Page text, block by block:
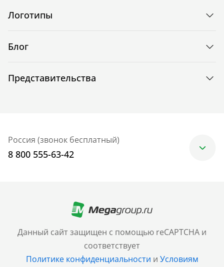
Данный сайт защищен с помощью reCAPTCHA и
соответствует
Политике конфиденциальности и Условиям
Логотипы
Блог
Представительства
Россия (звонок бесплатный)
8 800 555-63-42
+7 (499) 705-30-10
Санкт-Петербург
+7 (812) 600-77-33